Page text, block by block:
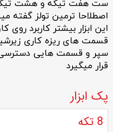
ست هفت تیکه و هشت
اصطلاحا ترمین تولز گفته
این ابزار بیشتر کاربرد روی
قسمت های ریزه کاری
سپر و قسمت هایی دسترسی
قرار میگیرد
پک ابزار
8 تکه